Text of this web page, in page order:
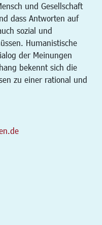
und Gesellschaft
dass Antworten auf
sozial und
Humanistische
der Meinungen
bekennt sich die
zu einer rational und